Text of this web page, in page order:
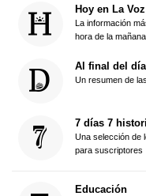
Hoy en La Voz
La información
hora de la mañana
Al final del día
Un resumen de
7 días 7
Una selección de
para suscriptores
Educación